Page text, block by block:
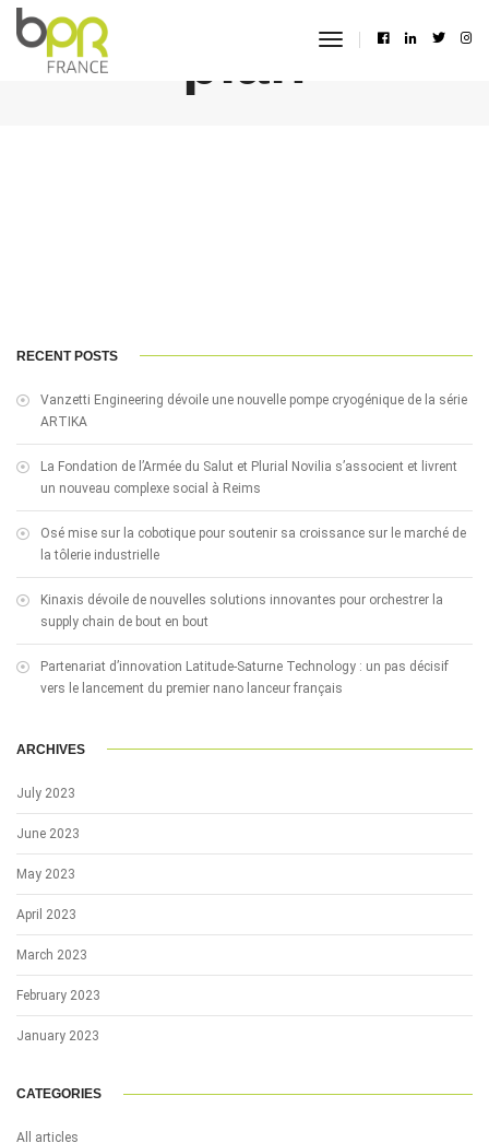
toggle
plan
RECENT POSTS
Vanzetti Engineering dévoile une nouvelle pompe cryogénique de la série
ARTIKA
La Fondation de l’Armée du Salut et Plurial Novilia s’associent et livrent
un nouveau complexe social à Reims
Osé mise sur la cobotique pour soutenir sa croissance sur le marché de
la tôlerie industrielle
Kinaxis dévoile de nouvelles solutions innovantes pour orchestrer la
supply chain de bout en bout
Partenariat d’innovation Latitude-Saturne Technology : un pas décisif
vers le lancement du premier nano lanceur français
ARCHIVES
July 2023
June 2023
May 2023
April 2023
March 2023
February 2023
January 2023
CATEGORIES
All articles